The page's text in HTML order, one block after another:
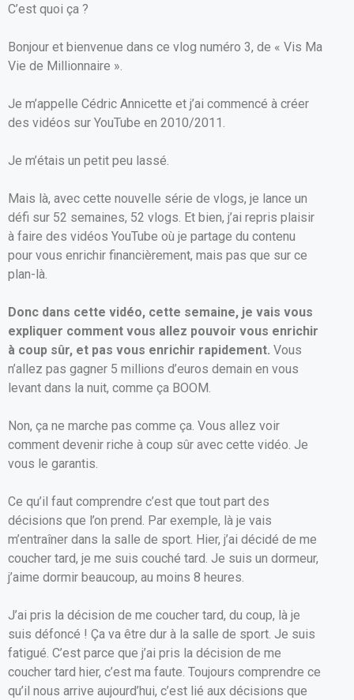
C’est quoi ça ?
Bonjour et bienvenue dans ce vlog numéro 3, de « Vis Ma
Vie de Millionnaire ».
Je m’appelle Cédric Annicette et j’ai commencé à créer
des vidéos sur YouTube en 2010/2011.
Je m’étais un petit peu lassé.
Mais là, avec cette nouvelle série de vlogs, je lance un
défi sur 52 semaines, 52 vlogs. Et bien, j’ai repris plaisir
à faire des vidéos YouTube où je partage du contenu
pour vous enrichir financièrement, mais pas que sur ce
plan-là.
Donc dans cette vidéo, cette semaine, je vais vous
expliquer comment vous allez pouvoir vous enrichir
à coup sûr, et pas vous enrichir rapidement. Vous
n’allez pas gagner 5 millions d’euros demain en vous
levant dans la nuit, comme ça BOOM.
Non, ça ne marche pas comme ça. Vous allez voir
comment devenir riche à coup sûr avec cette vidéo. Je
vous le garantis.
Ce qu’il faut comprendre c’est que tout part des
décisions que l’on prend. Par exemple, là je vais
m’entraîner dans la salle de sport. Hier, j’ai décidé de me
coucher tard, je me suis couché tard. Je suis un dormeur,
j’aime dormir beaucoup, au moins 8 heures.
J’ai pris la décision de me coucher tard, du coup, là je
suis défoncé ! Ça va être dur à la salle de sport. Je suis
fatigué. C’est parce que j’ai pris la décision de me
coucher tard hier, c’est ma faute. Toujours comprendre ce
qu’il nous arrive aujourd’hui, c’est lié aux décisions que